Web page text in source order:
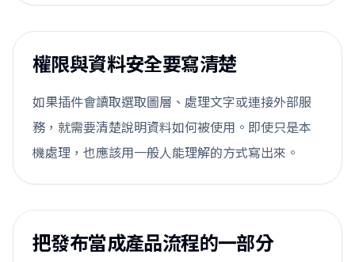
權限與資料安全要寫清楚
如果插件會讀取選取圖層、處理文字或連接外部服
務，就需要清楚說明資料如何被使用。即使只是本
機處理，也應該用一般人能理解的方式寫出來。
把發布當成產品流程的一部分